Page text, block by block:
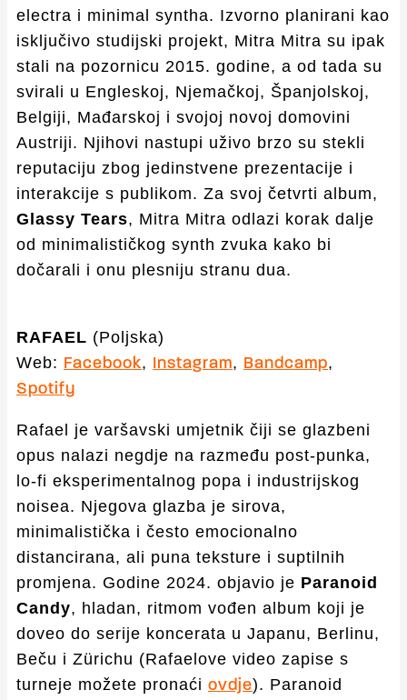
electra i minimal syntha. Izvorno planirani kao
isključivo studijski projekt, Mitra Mitra su ipak
stali na pozornicu 2015. godine, a od tada su
svirali u Engleskoj, Njemačkoj, Španjolskoj,
Belgiji, Mađarskoj i svojoj novoj domovini
Austriji. Njihovi nastupi uživo brzo su stekli
reputaciju zbog jedinstvene prezentacije i
interakcije s publikom. Za svoj četvrti album,
Glassy Tears, Mitra Mitra odlazi korak dalje
od minimalističkog synth zvuka kako bi
dočarali i onu plesniju stranu dua.
RAFAEL (Poljska)
Web: Facebook, Instagram, Bandcamp,
Spotify
Rafael je varšavski umjetnik čiji se glazbeni
opus nalazi negdje na razmeđu post-punka,
lo-fi eksperimentalnog popa i industrijskog
noisea. Njegova glazba je sirova,
minimalistička i često emocionalno
distancirana, ali puna teksture i suptilnih
promjena. Godine 2024. objavio je Paranoid
Candy, hladan, ritmom vođen album koji je
doveo do serije koncerata u Japanu, Berlinu,
Beču i Zürichu (Rafaelove video zapise s
turneje možete pronaći ovdje). Paranoid